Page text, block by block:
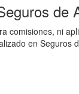
de
comisiones, ni
en Seguros